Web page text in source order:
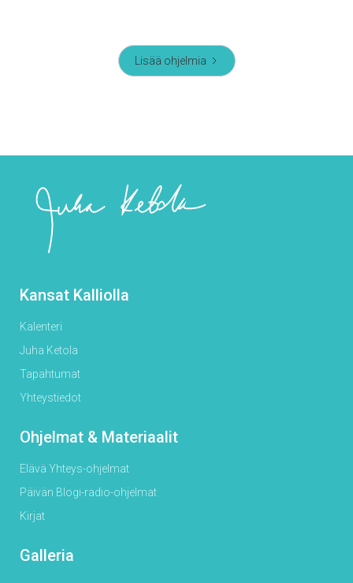
Lisää ohjelmia
Kansat Kalliolla
Kalenteri
Juha Ketola
Tapahtumat
Yhteystiedot
Ohjelmat & Materiaalit
Elävä Yhteys-ohjelmat
Päivän Blogi-radio-ohjelmat
Kirjat
Galleria